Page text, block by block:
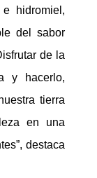
e hidromiel,
del sabor
de la
y hacerlo,
tierra
en una
destaca